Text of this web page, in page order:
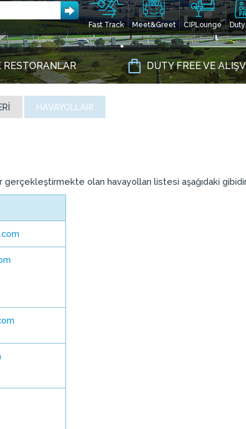
Fast Track Meet&Greet CIPLounge
RESTORANLAR DUTY FREE VE
HAVAYOLLARI
gerçekleştirmekte olan havayolları listesi aşağıdaki